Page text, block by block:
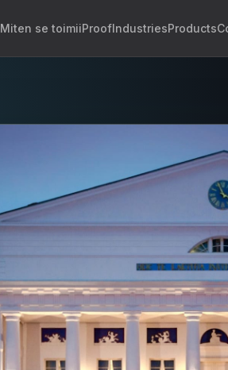
Miten se toimiiProofIndustriesProducts
English
Deutsch